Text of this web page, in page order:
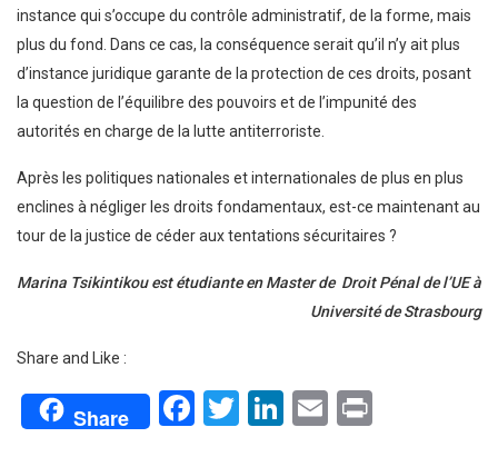
instance qui s’occupe du contrôle administratif, de la forme, mais
plus du fond. Dans ce cas, la conséquence serait qu’il n’y ait plus
d’instance juridique garante de la protection de ces droits, posant
la question de l’équilibre des pouvoirs et de l’impunité des
autorités en charge de la lutte antiterroriste.
Après les politiques nationales et internationales de plus en plus
enclines à négliger les droits fondamentaux, est-ce maintenant au
tour de la justice de céder aux tentations sécuritaires ?
Marina Tsikintikou est étudiante en Master de Droit Pénal de l’UE à
Université de Strasbourg
Share and Like :
Share Facebook
Twitter
LinkedIn
Email